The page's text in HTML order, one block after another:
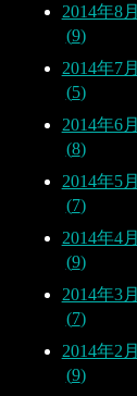
2014年8月
9
2014年7月
5
2014年6月
8
2014年5月
7
2014年4月
9
2014年3月
7
2014年2月
9